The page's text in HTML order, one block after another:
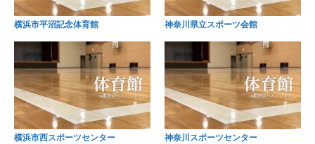
横浜市平沼記念体育館 神奈川県立スポーツ会館
横浜市西スポーツセンター 神奈川スポーツセンター